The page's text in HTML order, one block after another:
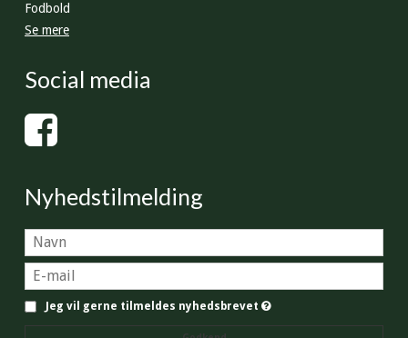
Fodbold
Se mere
Social media
Nyhedstilmelding
Jeg vil gerne tilmeldes nyhedsbrevet